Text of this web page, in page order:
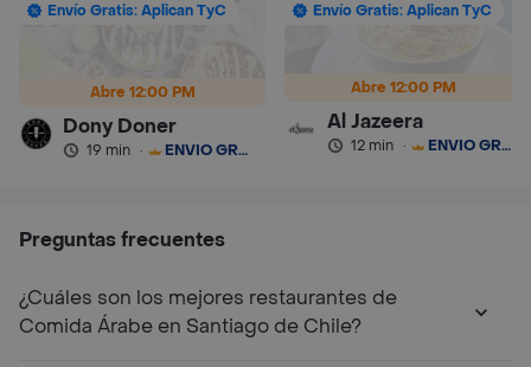
Abre 12:00 PM
Envío Gratis: Aplican TyC
Dony Doner
19 min · ENVÍO GRATIS
Abre 12:00 PM
Envío Gratis: Aplican TyC
Al Jazeera
12 min · ENVÍO GRATIS
Preguntas frecuentes
¿Cuáles son los mejores restaurantes de
Comida Árabe en Santiago de Chile?